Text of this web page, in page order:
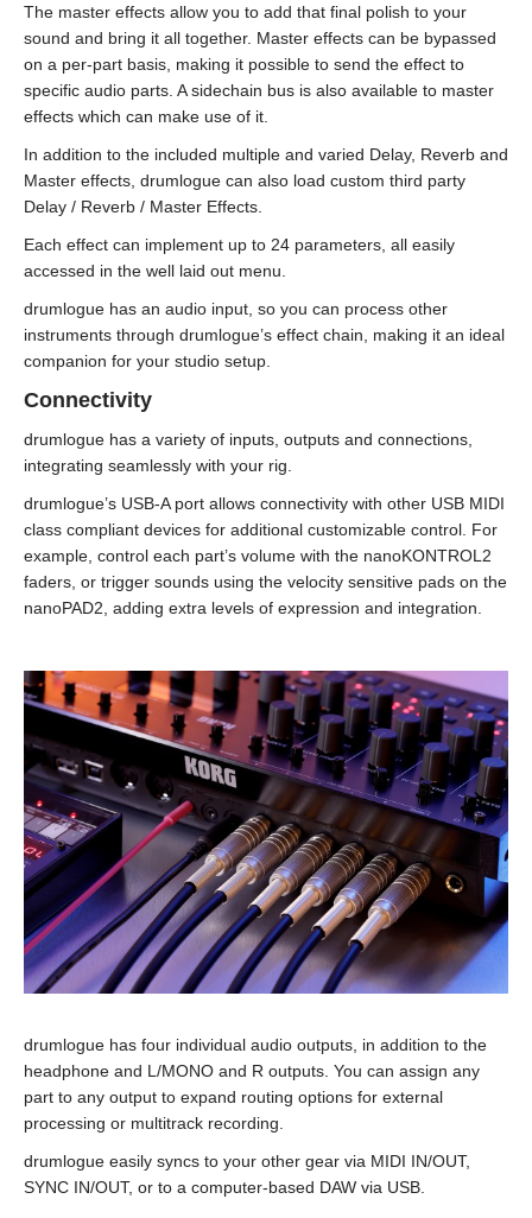
The master effects allow you to add that final polish to your
sound and bring it all together. Master effects can be bypassed
on a per-part basis, making it possible to send the effect to
specific audio parts. A sidechain bus is also available to master
effects which can make use of it.
In addition to the included multiple and varied Delay, Reverb and
Master effects, drumlogue can also load custom third party
Delay / Reverb / Master Effects.
Each effect can implement up to 24 parameters, all easily
accessed in the well laid out menu.
drumlogue has an audio input, so you can process other
instruments through drumlogue’s effect chain, making it an ideal
companion for your studio setup.
Connectivity
drumlogue has a variety of inputs, outputs and connections,
integrating seamlessly with your rig.
drumlogue’s USB-A port allows connectivity with other USB MIDI
class compliant devices for additional customizable control. For
example, control each part’s volume with the nanoKONTROL2
faders, or trigger sounds using the velocity sensitive pads on the
nanoPAD2, adding extra levels of expression and integration.
drumlogue has four individual audio outputs, in addition to the
headphone and L/MONO and R outputs. You can assign any
part to any output to expand routing options for external
processing or multitrack recording.
drumlogue easily syncs to your other gear via MIDI IN/OUT,
SYNC IN/OUT, or to a computer-based DAW via USB.